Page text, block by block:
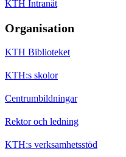
KTH Intranät
Organisation
KTH Biblioteket
KTH:s skolor
Centrumbildningar
Rektor och ledning
KTH:s verksamhetsstöd